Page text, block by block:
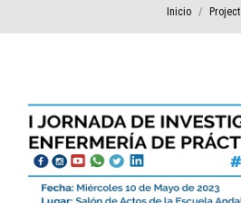
Estás aquí:
Inicio Project